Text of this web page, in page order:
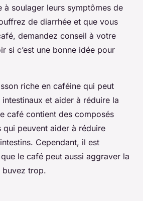
à soulager leurs symptômes de
de diarrhée et que vous
demandez conseil à votre
si c’est une bonne idée pour
riche en caféine qui peut
et aider à réduire la
café contient des composés
peuvent aider à réduire
Cependant, il est
le café peut aussi aggraver la
buvez trop.